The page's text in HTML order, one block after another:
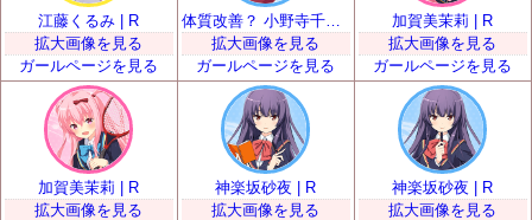
江藤くるみ | R
拡大画像を見る
ガールページを見る
体質改善？ 小野寺千鶴 | R
拡大画像を見る
ガールページを見る
加賀美茉莉 | R
拡大画像を見る
ガールページを見る
加賀美茉莉 | R
拡大画像を見る
神楽坂砂夜 | R
拡大画像を見る
神楽坂砂夜 | R
拡大画像を見る